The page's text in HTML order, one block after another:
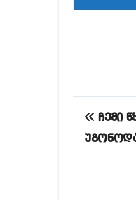
ჩემი